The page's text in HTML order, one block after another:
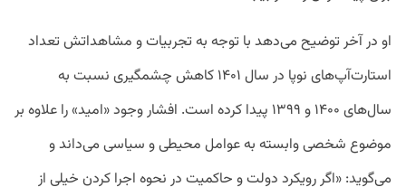
او در آخر توضیح می‌دهد با توجه به تجربیات و مشاهداتش تعداد
استارت‌‌آپ‌های نوپا در سال ۱۴۰۱ کاهش چشمگیری نسبت به
سال‌های ۱۴۰۰ و ۱۳۹۹ پیدا کرده است. افشار وجود «امید» را علاوه بر
موضوع شخصی وابسته به عوامل محیطی و سیاسی می‌داند و
می‌گوید: «اگر رویکرد دولت و حاکمیت در نحوه اجرا کردن خیلی از